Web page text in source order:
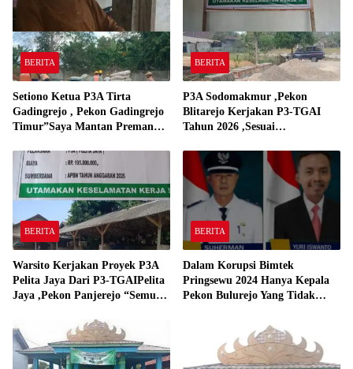
BERITA
Setiono Ketua P3A Tirta
Gadingrejo , Pekon Gadingrejo
Timur”Saya Mantan Preman
Gadingrejo Tahun 2000″
BERITA
P3A Sodomakmur ,Pekon
Blitarejo Kerjakan P3-TGAI
Tahun 2026 ,Sesuai
BERITA
Warsito Kerjakan Proyek P3A
Pelita Jaya Dari P3-TGAIPelita
Jaya ,Pekon Panjerejo “Semua
BERITA
Dalam Korupsi Bimtek
Pringsewu 2024 Hanya Kepala
Pekon Bulurejo Yang Tidak